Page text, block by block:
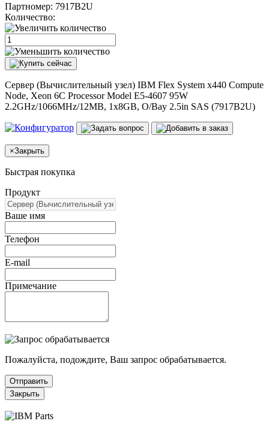
Партномер: 7917B2U
Количество:
Сервер (Вычислительный узел) IBM Flex System x440 Compute
Node, Xeon 6C Processor Model E5-4607 95W
2.2GHz/1066MHz/12MB, 1x8GB, O/Bay 2.5in SAS (7917B2U)
×Закрыть
Быстрая покупка
Продукт
Ваше имя
Телефон
E-mail
Примечание
Пожалуйста, подождите, Ваш запрос обрабатывается.
Отправить
Закрыть